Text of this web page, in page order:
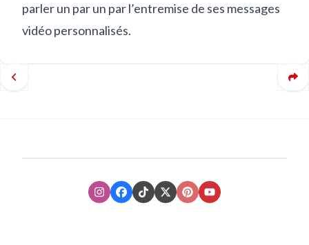
parler un par un par l’entremise de ses messages
vidéo personnalisés.
InstagramFacebook
TikTokXTwitter
PinterestYoutube